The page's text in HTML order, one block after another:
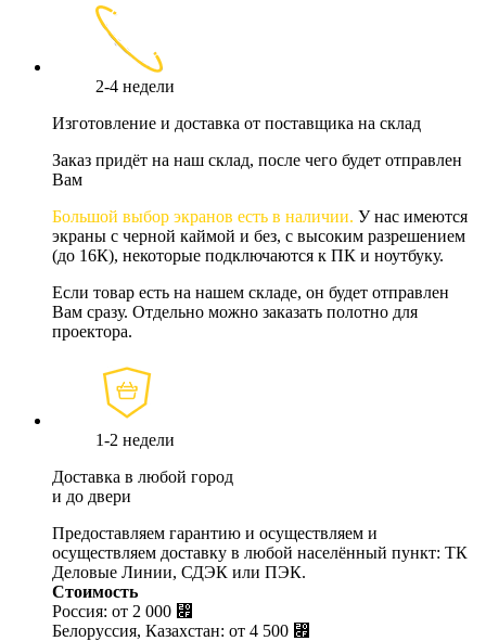
2-4 недели
Изготовление и доставка от поставщика на склад
Заказ придёт на наш склад, после чего будет отправлен
Вам
Большой выбор экранов есть в наличии. У нас имеются
экраны с черной каймой и без, с высоким разрешением
(до 16К), некоторые подключаются к ПК и ноутбуку.
Если товар есть на нашем складе, он будет отправлен
Вам сразу. Отдельно можно заказать полотно для
проектора.
1-2 недели
Доставка в любой город
и до двери
Предоставляем гарантию и осуществляем и
осуществляем доставку в любой населённый пункт: ТК
Деловые Линии, СДЭК или ПЭК.
Стоимость
Россия: от 2 000 ⃏
Белоруссия, Казахстан: от 4 500 ⃏